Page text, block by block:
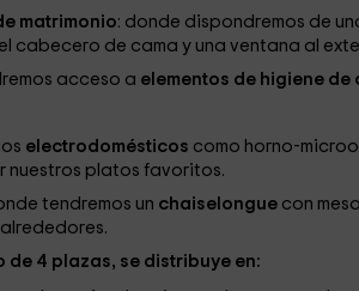
matrimonio: donde dispondremos de
cabecero de cama y una ventana al
acceso a elementos de higiene de
electrodomésticos como horno-
platos favoritos.
tendremos un chaiselongue con
de 4 plazas, se distribuye en: